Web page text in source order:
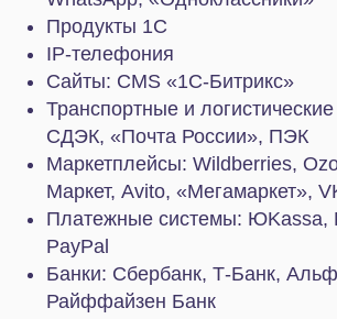
«1С-Битрикс» разработала многофункциональное
решение для Битрикс24 — «Коннектор к 1С».
Приложение предназначено для автоматической
передачи данных между двумя системами.
Коннектор обеспечивает автоматический обмен
информацией и позволяет интегрировать
платформы без необходимости писать код и
дополнительно настраивать что-то вручную.
Доступ к функционалу определяется
используемым тарифным планом Битрикс24. В
рамках тарифа «Базовый» можно просматривать
документы из 1С прямо Битрикс24 и работать с
печатными формами. Тариф «Стандартный»